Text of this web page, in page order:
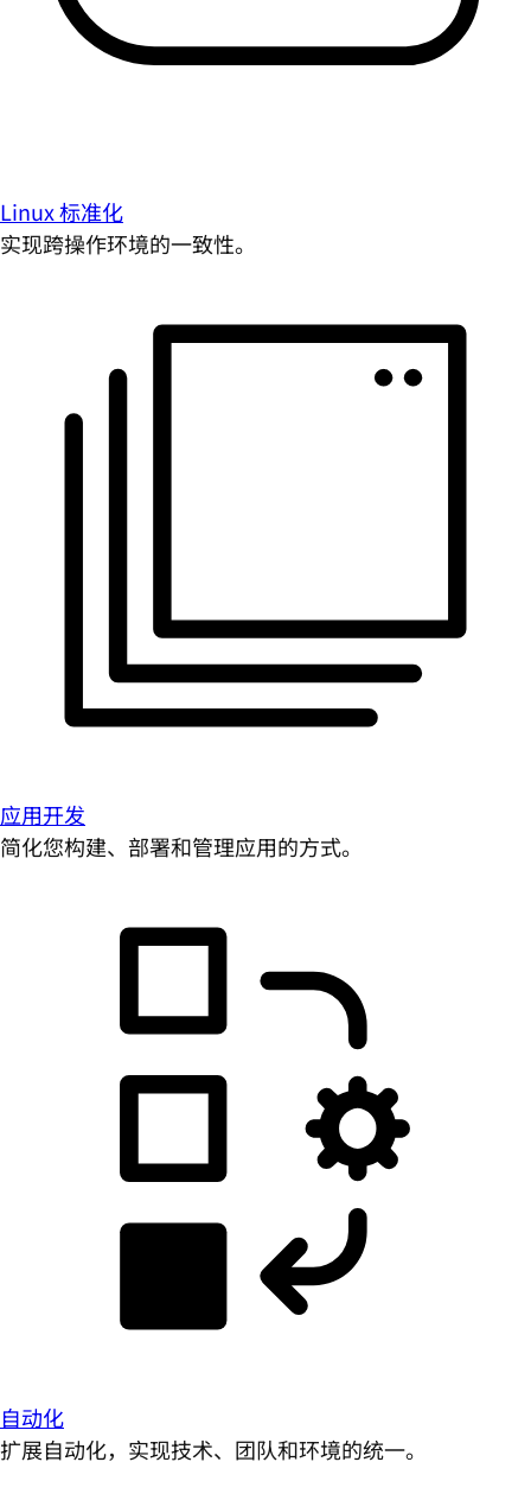
Linux 标准化
实现跨操作环境的一致性。
应用开发
简化您构建、部署和管理应用的方式。
自动化
扩展自动化，实现技术、团队和环境的统一。